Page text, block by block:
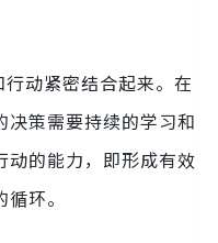
动紧密结合起来。在
决策需要持续的学习和
动的能力，即形成有效
环。